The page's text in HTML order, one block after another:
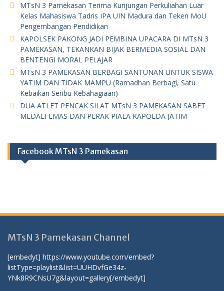
MTsN 3 Pamekasan Terima Kunjungan Perkuliahan Luar
Kelas Mahasiswa Tadris IPA UIN Madura dan Teken MoU
Pengembangan Pendidikan
KAPOLSEK PAKONG JADI PEMBINA UPACARA DI MTsN 3
PAMEKASAN, TEKANKAN BIJAK BERMEDIA SOSIAL DAN
BENTENGI MORAL PELAJAR
MTsN 3 PAMEKASAN BERBAGI SANTUNAN UNTUK SISWA
YATIM DAN TIDAK MAMPU (Ramadhan Berbagi, Satu
Kebaikan Seribu Kebahagiaan)
DUA ATLET PENCAK SILAT MTsN 3 PAMEKASAN SABET
MEDALI EMAS DAN PERAK PIALA KAPOLDA JATIM
Facebook MTsN 3 Pamekasan
MTsN 3 Pamekasan Channel
[embedyt] https://www.youtube.com/embed?
listType=playlist&list=UUHDvfGe34z-
YNk8R9CNsU7g&layout=gallery[/embedyt]